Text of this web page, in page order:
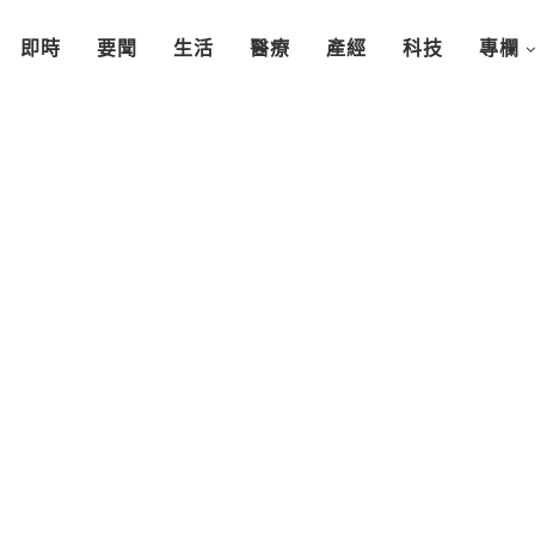
即時 要聞 生活 醫療 產經 科技 專欄